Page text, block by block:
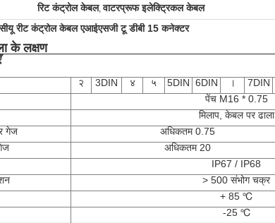
रिट कंट्रोल केबल,वाटरप्रूफ इलेक्ट्रिकल केबल
रीट कंट्रोल केबल एआईएसजी टू डीबी 15 कनेक्टर
के लक्षण
२ 3DIN ४ ५ 5DIN 6DIN । 7DIN
पेंच M16 * 0.75
मिलाप, केबल पर ढाला
गेज
अधिकतम 0.75
अधिकतम 20
IP67 / IP68
> 500 संभोग चक्र
+ 85 ℃
-25 ℃